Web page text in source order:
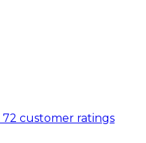
72 customer ratings